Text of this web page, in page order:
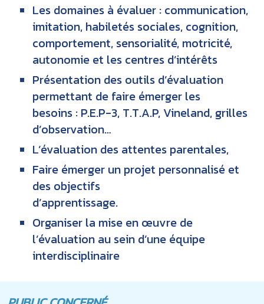
Les domaines à évaluer : communication,
imitation, habiletés sociales, cognition,
comportement, sensorialité, motricité,
autonomie et les centres d’intérêts
Présentation des outils d’évaluation
permettant de faire émerger les
besoins : P.E.P-3, T.T.A.P, Vineland, grilles
d’observation…
L’évaluation des attentes parentales,
Faire émerger un projet personnalisé et
des objectifs
d’apprentissage.
Organiser la mise en œuvre de
l’évaluation au sein d’une équipe
interdisciplinaire